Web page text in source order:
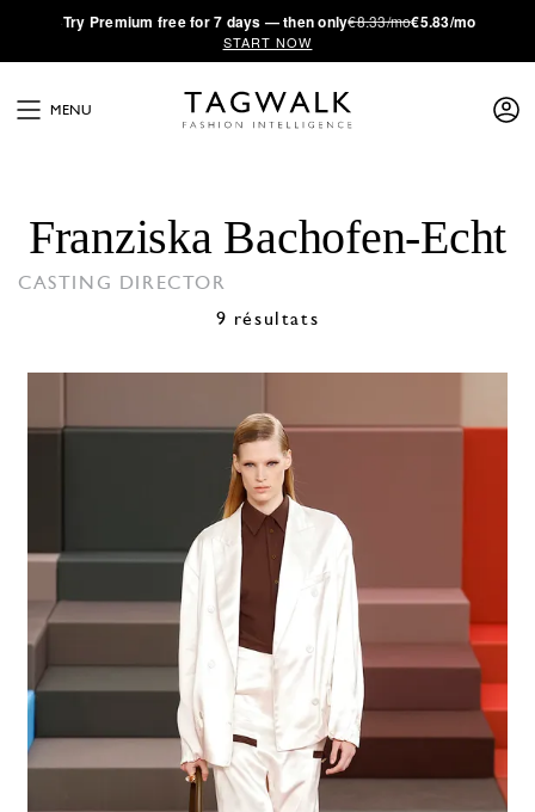
·Try Premium free for 7 days — then only€8.33/mo€5.83/mo
START NOW
MENU
Franziska Bachofen-Echt
CASTING DIRECTOR
9 résultats